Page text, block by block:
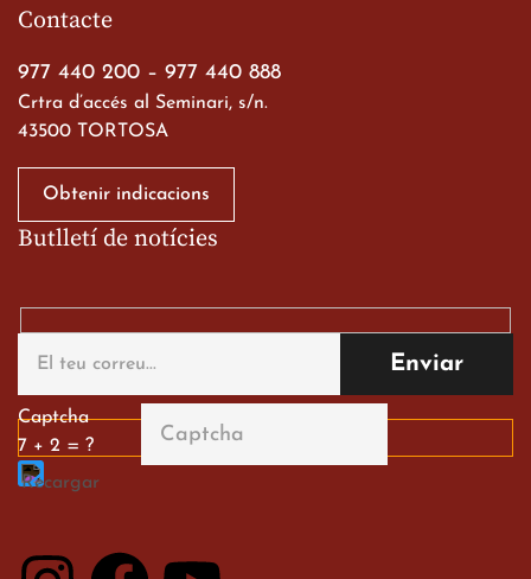
alumnes al Tortosa
English Festival
13 de març de 2026
Contacte
977 440 200 – 977 440 888
Crtra d’accés al Seminari, s/n.
43500 TORTOSA
Obtenir indicacions
Butlletí de notícies
Captcha
7 + 2 = ?